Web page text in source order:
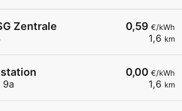
0,59 €/kWh
1,6 km
Zentrale
0,00 €/kWh
1,6 km
9a